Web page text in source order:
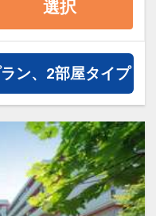
飲み放題付
。
号：DP-1-
選択
ン、2部屋タイプ